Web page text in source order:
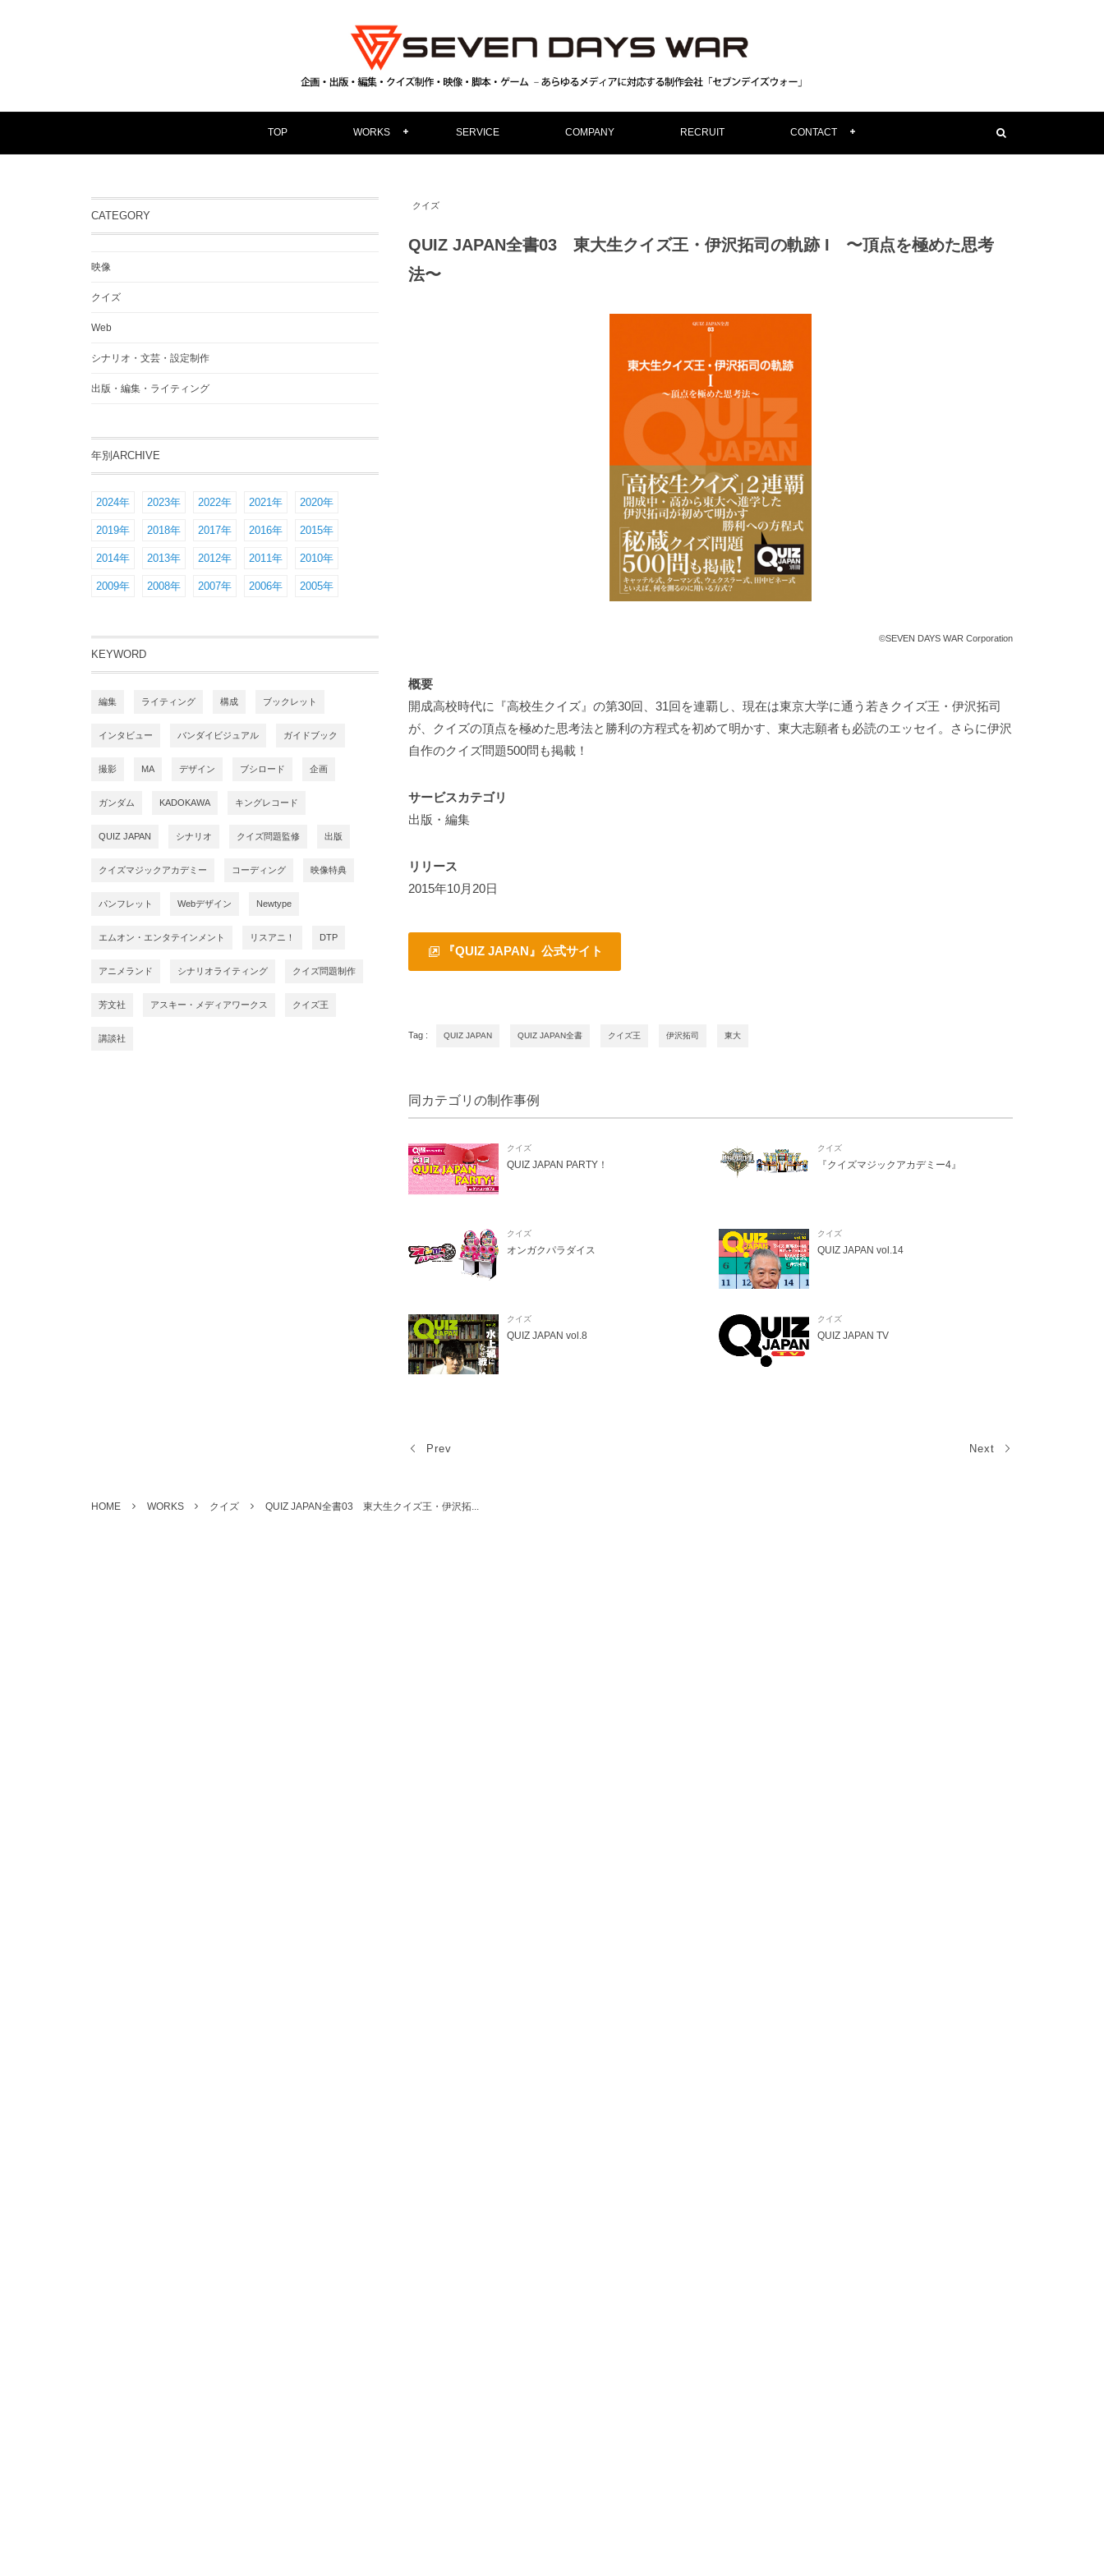
TOP WORKS SERVICE COMPANY RECRUIT CONTACT
クイズ
QUIZ JAPAN全書03 東大生クイズ王・伊沢拓司の軌跡 I 〜頂点を極めた思考
法〜
©SEVEN DAYS WAR Corporation
概要
開成高校時代に『高校生クイズ』の第30回、31回を連覇し、現在は東京大学に通う若きクイズ王・伊沢拓司
が、クイズの頂点を極めた思考法と勝利の方程式を初めて明かす、東大志願者も必読のエッセイ。さらに伊沢
自作のクイズ問題500問も掲載！
サービスカテゴリ
出版・編集
リリース
2015年10月20日
『QUIZ JAPAN』公式サイト
Tag : QUIZ JAPAN QUIZ JAPAN全書 クイズ王 伊沢拓司 東大
同カテゴリの制作事例
クイズ
QUIZ JAPAN PARTY！
クイズ
『クイズマジックアカデミー4』
クイズ
オンガクパラダイス
クイズ
QUIZ JAPAN vol.14
クイズ
QUIZ JAPAN vol.8
クイズ
QUIZ JAPAN TV
Prev Next
CATEGORY
映像
クイズ
Web
シナリオ・文芸・設定制作
出版・編集・ライティング
年別ARCHIVE
2024年 2023年 2022年 2021年 2020年
2019年 2018年 2017年 2016年 2015年
2014年 2013年 2012年 2011年 2010年
2009年 2008年 2007年 2006年 2005年
KEYWORD
編集 ライティング 構成 ブックレット
インタビュー バンダイビジュアル ガイドブック
撮影 MA デザイン ブシロード 企画
ガンダム KADOKAWA キングレコード
QUIZ JAPAN シナリオ クイズ問題監修 出版
クイズマジックアカデミー コーディング 映像特典
パンフレット Webデザイン Newtype
エムオン・エンタテインメント リスアニ！ DTP
アニメランド シナリオライティング クイズ問題制作
芳文社 アスキー・メディアワークス クイズ王
講談社
HOME WORKS クイズ QUIZ JAPAN全書03 東大生クイズ王・伊沢拓...